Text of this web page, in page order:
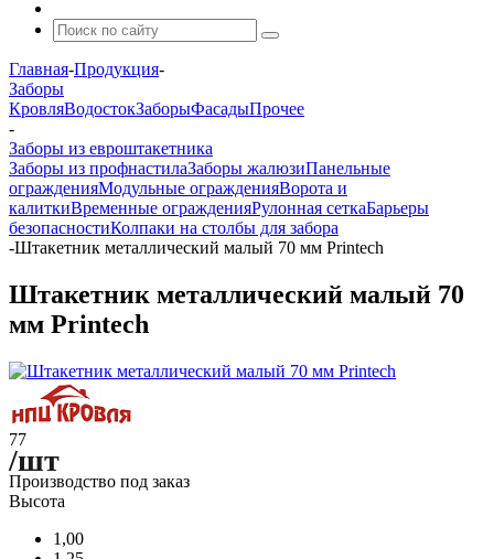
Главная-Продукция-
Заборы
КровляВодостокЗаборыФасадыПрочее
-
Заборы из евроштакетника
Заборы из профнастилаЗаборы жалюзиПанельные
огражденияМодульные огражденияВорота и
калиткиВременные огражденияРулонная сеткаБарьеры
безопасностиКолпаки на столбы для забора
-Штакетник металлический малый 70 мм Printech
Штакетник металлический малый 70
мм Printech
77
/шт
Производство под заказ
Высота
1,00